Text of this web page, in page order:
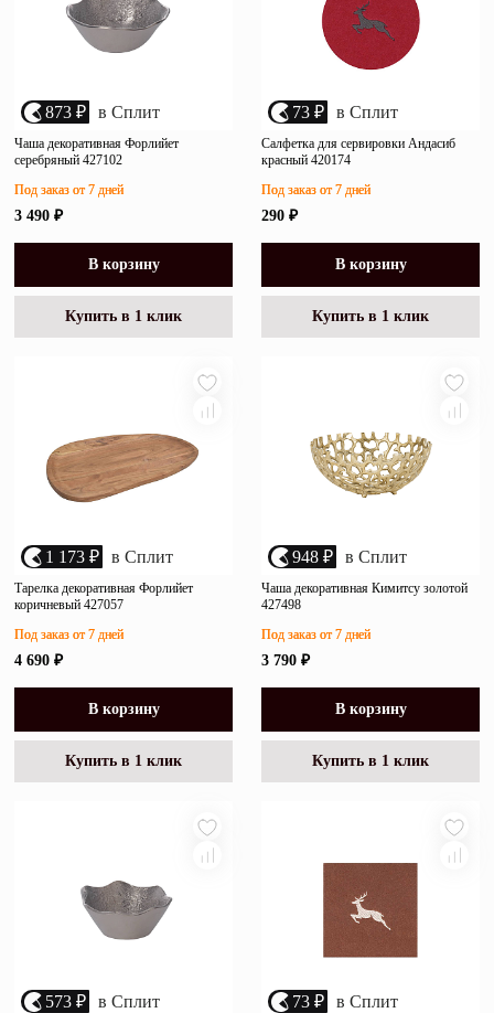
873 ₽ в Сплит
Чаша декоративная Форлийет
серебряный 427102
3 490 ₽
Под заказ от 7 дней
В корзину
Купить в 1 клик
73 ₽ в Сплит
Салфетка для сервировки Андасиб
красный 420174
290 ₽
Под заказ от 7 дней
В корзину
Купить в 1 клик
1 173 ₽ в Сплит
Тарелка декоративная Форлийет
коричневый 427057
4 690 ₽
Под заказ от 7 дней
В корзину
Купить в 1 клик
948 ₽ в Сплит
Чаша декоративная Кимитсу золотой
427498
3 790 ₽
Под заказ от 7 дней
В корзину
Купить в 1 клик
573 ₽ в Сплит 73 ₽ в Сплит